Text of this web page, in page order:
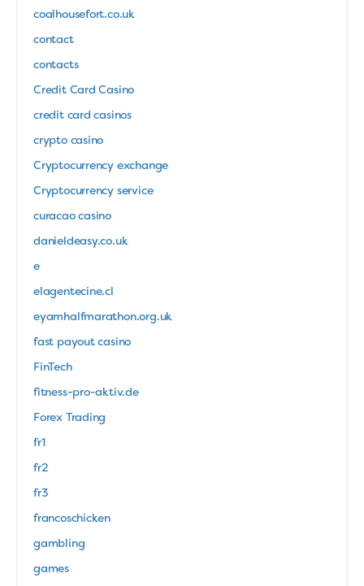
coalhousefort.co.uk
contact
contacts
Credit Card Casino
credit card casinos
crypto casino
Cryptocurrency exchange
Cryptocurrency service
curacao casino
danieldeasy.co.uk
e
elagentecine.cl
eyamhalfmarathon.org.uk
fast payout casino
FinTech
fitness-pro-aktiv.de
Forex Trading
fr1
fr2
fr3
francoschicken
gambling
games